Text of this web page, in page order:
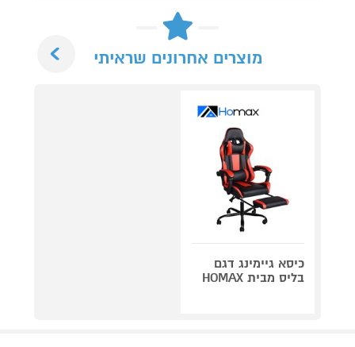
מוצרים אחרונים שראיתי
כיסא גיימינג דגם
בליס מבית HOMAX